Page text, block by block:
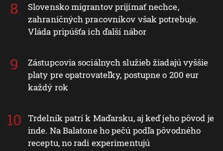
Slovensko migrantov prijímať nechce,
zahraničných pracovníkov však potrebuje.
Vláda pripúšťa ich ďalší nábor
Zástupcovia sociálnych služieb žiadajú vyššie
platy pre opatrovateľky, postupne o 200 eur
každý rok
Trdelník patrí k Maďarsku, aj keď jeho pôvod je
inde. Na Balatone ho pečú podľa pôvodného
receptu, no radi experimentujú